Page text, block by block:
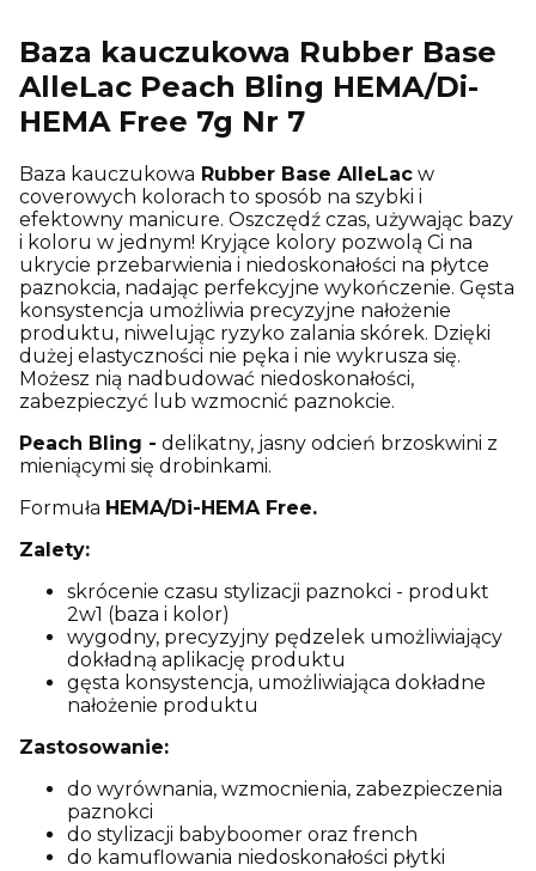
Baza kauczukowa Rubber Base
AlleLac Peach Bling HEMA/Di-
HEMA Free 7g Nr 7
Baza kauczukowa Rubber Base AlleLac w
coverowych kolorach to sposób na szybki i
efektowny manicure. Oszczędź czas, używając bazy
i koloru w jednym! Kryjące kolory pozwolą Ci na
ukrycie przebarwienia i niedoskonałości na płytce
paznokcia, nadając perfekcyjne wykończenie. Gęsta
konsystencja umożliwia precyzyjne nałożenie
produktu, niwelując ryzyko zalania skórek. Dzięki
dużej elastyczności nie pęka i nie wykrusza się.
Możesz nią nadbudować niedoskonałości,
zabezpieczyć lub wzmocnić paznokcie.
Peach Bling - delikatny, jasny odcień brzoskwini z
mieniącymi się drobinkami.
Formuła HEMA/Di-HEMA Free.
Zalety:
skrócenie czasu stylizacji paznokci - produkt
2w1 (baza i kolor)
wygodny, precyzyjny pędzelek umożliwiający
dokładną aplikację produktu
gęsta konsystencja, umożliwiająca dokładne
nałożenie produktu
Zastosowanie:
do wyrównania, wzmocnienia, zabezpieczenia
paznokci
do stylizacji babyboomer oraz french
do kamuflowania niedoskonałości płytki